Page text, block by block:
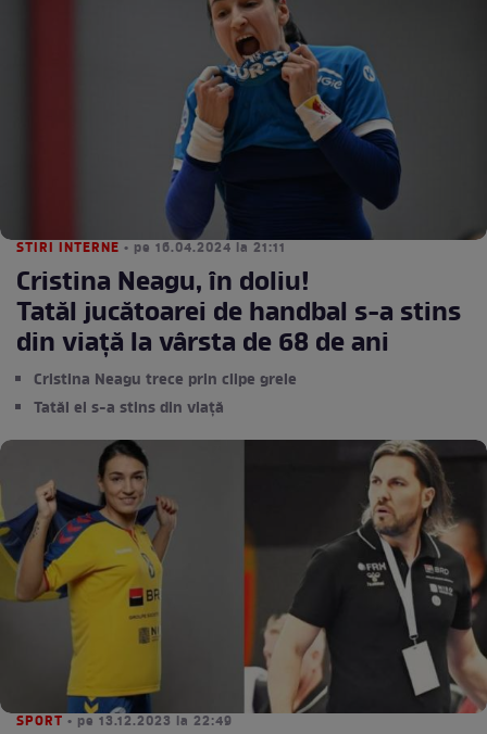
STIRI INTERNE • pe 16.04.2024 la 21:11
Cristina Neagu, în doliu!
Tatăl jucătoarei de handbal s-a stins
din viață la vârsta de 68 de ani
Cristina Neagu trece prin clipe grele
Tatăl ei s-a stins din viață
SPORT • pe 13.12.2023 la 22:49